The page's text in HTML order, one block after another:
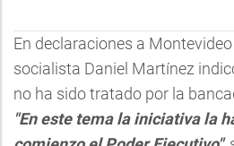
En declaraciones a
socialista Daniel Martínez
no ha sido tratado por la
"En este tema la iniciativa la